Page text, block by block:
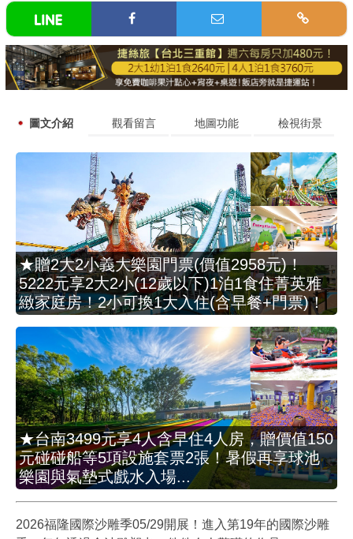
圖文介紹 觀看留言 地圖功能 檢視街景
★贈2大2小義大樂園門票(價值2958元)！
5222元享2大2小(12歲以下)1泊1食住菁英雅
緻家庭房！2小可換1大入住(含早餐+門票)！
★台南3499元享4人含早住4人房，贈價值150
元碰碰船等5項設施套票2張！暑假再享球池
樂園與氣墊式戲水入場...
2026福隆國際沙雕季05/29開展！進入第19年的國際沙雕